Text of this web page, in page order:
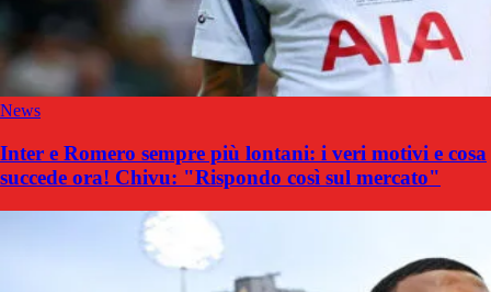
News
Inter e Romero sempre più lontani: i veri motivi e cosa
succede ora! Chivu: "Rispondo così sul mercato"